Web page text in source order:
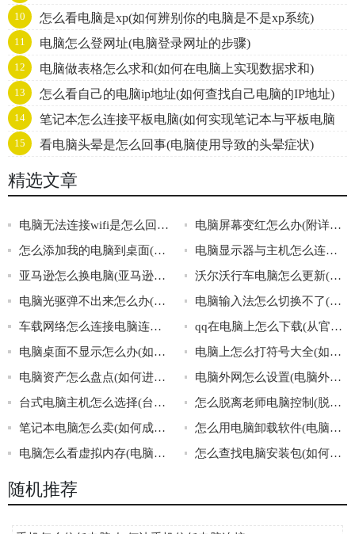
10 怎么看电脑是xp(如何辨别你的电脑是不是xp系统)
11 电脑怎么登网址(电脑登录网址的步骤)
12 电脑做表格怎么求和(如何在电脑上实现数据求和)
13 怎么看自己的电脑ip地址(如何查找自己电脑的IP地址)
14
笔记本怎么连接平板电脑(如何实现笔记本与平板电脑
无缝连接)
15 看电脑头晕是怎么回事(电脑使用导致的头晕症状)
精选文章
电脑无法连接wifi是怎么回事啊(电脑无法连接wifi的常见原因)
电脑屏幕变红怎么办(附详细介绍)
怎么添加我的电脑到桌面(添加我的电脑到桌面)
电脑显示器与主机怎么连接(连接电脑显示器和主机的方法介绍)
亚马逊怎么换电脑(亚马逊换电脑步骤)
沃尔沃行车电脑怎么更新(如何更新沃尔沃行车电脑)
电脑光驱弹不出来怎么办(解决电脑光驱弹不出来的方法)
电脑输入法怎么切换不了(解决电脑输入法无法切换问题的方法)
车载网络怎么连接电脑连接(如何让车载网络连接电脑)
qq在电脑上怎么下载(从官网下载qq的好处)
电脑桌面不显示怎么办(如何处理电脑桌面无法正常显示的情况)
电脑上怎么打符号大全(如何在电脑上打各种符号)
电脑资产怎么盘点(如何进行电脑资产盘点)
电脑外网怎么设置(电脑外网的设置方法)
台式电脑主机怎么选择(台式电脑主机的选购指南)
怎么脱离老师电脑控制(脱离老师电脑控制的方法)
笔记本电脑怎么卖(如何成功卖掉自己的笔记本电脑)
怎么用电脑卸载软件(电脑卸载软件的方法)
电脑怎么看虚拟内存(电脑如何查看虚拟内存)
怎么查找电脑安装包(如何找到电脑安装包)
随机推荐